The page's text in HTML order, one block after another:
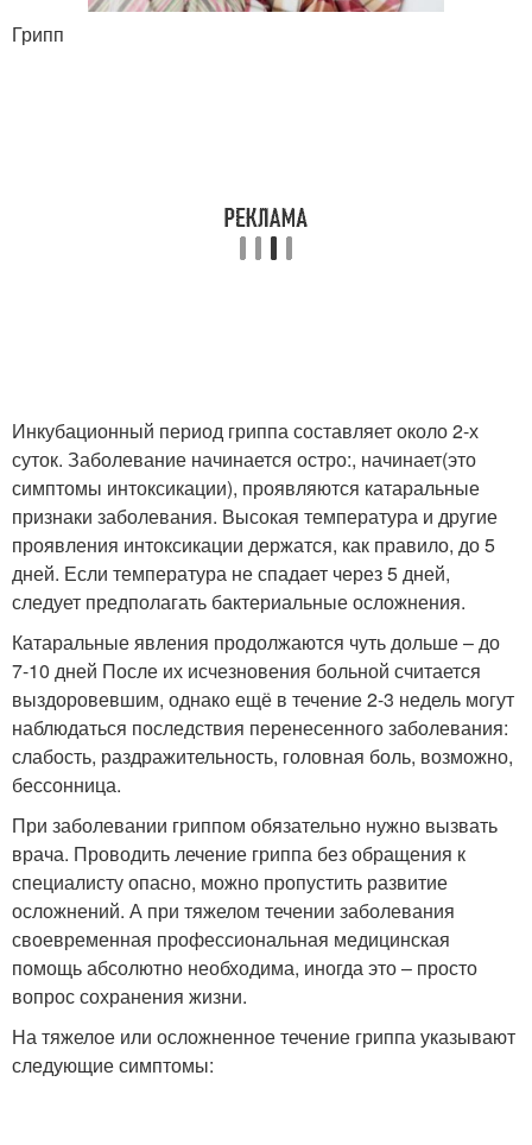
Грипп
Инкубационный период гриппа составляет около 2-х
суток. Заболевание начинается остро:, начинает(это
симптомы интоксикации), проявляются катаральные
признаки заболевания. Высокая температура и другие
проявления интоксикации держатся, как правило, до 5
дней. Если температура не спадает через 5 дней,
следует предполагать бактериальные осложнения.
Катаральные явления продолжаются чуть дольше – до
7-10 дней После их исчезновения больной считается
выздоровевшим, однако ещё в течение 2-3 недель могут
наблюдаться последствия перенесенного заболевания:
слабость, раздражительность, головная боль, возможно,
бессонница.
При заболевании гриппом обязательно нужно вызвать
врача. Проводить лечение гриппа без обращения к
специалисту опасно, можно пропустить развитие
осложнений. А при тяжелом течении заболевания
своевременная профессиональная медицинская
помощь абсолютно необходима, иногда это – просто
вопрос сохранения жизни.
На тяжелое или осложненное течение гриппа указывают
следующие симптомы: